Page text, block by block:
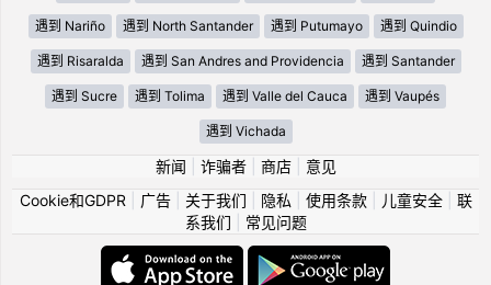
遇到 Nariño 遇到 North Santander 遇到 Putumayo 遇到 Quindio
遇到 Risaralda 遇到 San Andres and Providencia 遇到 Santander
遇到 Sucre 遇到 Tolima 遇到 Valle del Cauca 遇到 Vaupés
遇到 Vichada
新闻 诈骗者| 商店| 意见
Cookie和GDPR
广告| 关于我们 隐私 使用条款| 儿童安全| 联
系我们
常见问题